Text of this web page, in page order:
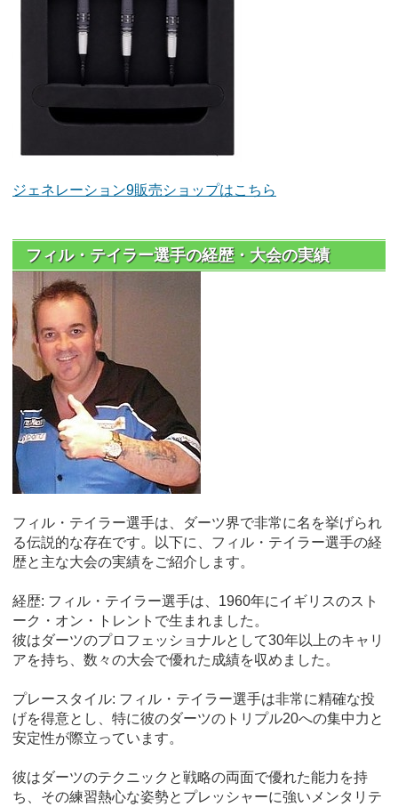
ジェネレーション9販売ショップはこちら
フィル・テイラー選手の経歴・大会の実績
フィル・テイラー選手は、ダーツ界で非常に名を挙げられ
る伝説的な存在です。以下に、フィル・テイラー選手の経
歴と主な大会の実績をご紹介します。
経歴: フィル・テイラー選手は、1960年にイギリスのスト
ーク・オン・トレントで生まれました。
彼はダーツのプロフェッショナルとして30年以上のキャリ
アを持ち、数々の大会で優れた成績を収めました。
プレースタイル: フィル・テイラー選手は非常に精確な投
げを得意とし、特に彼のダーツのトリプル20への集中力と
安定性が際立っています。
彼はダーツのテクニックと戦略の両面で優れた能力を持
ち、その練習熱心な姿勢とプレッシャーに強いメンタリテ